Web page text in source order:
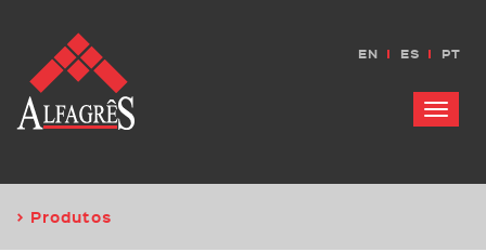
Menu
EN ES PT
> Produtos